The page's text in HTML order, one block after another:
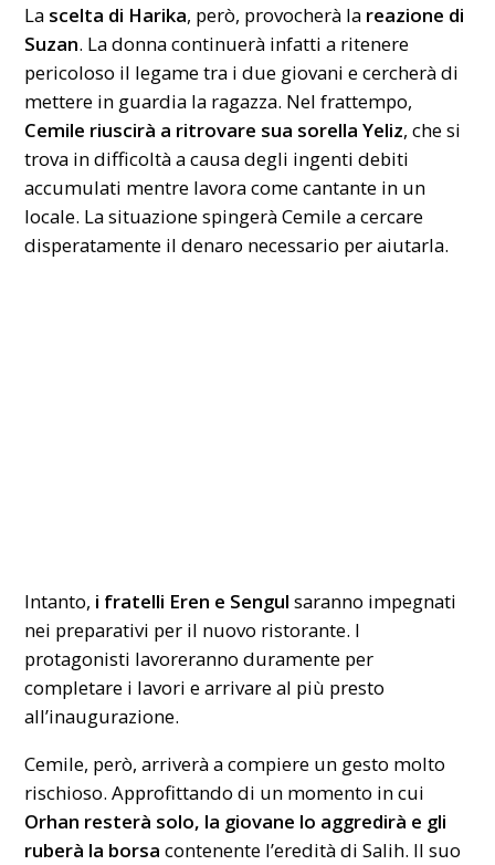
La scelta di Harika, però, provocherà la reazione di
Suzan. La donna continuerà infatti a ritenere
pericoloso il legame tra i due giovani e cercherà di
mettere in guardia la ragazza. Nel frattempo,
Cemile riuscirà a ritrovare sua sorella Yeliz, che si
trova in difficoltà a causa degli ingenti debiti
accumulati mentre lavora come cantante in un
locale. La situazione spingerà Cemile a cercare
disperatamente il denaro necessario per aiutarla.
Intanto, i fratelli Eren e Sengul saranno impegnati
nei preparativi per il nuovo ristorante. I
protagonisti lavoreranno duramente per
completare i lavori e arrivare al più presto
all’inaugurazione.
Cemile, però, arriverà a compiere un gesto molto
rischioso. Approfittando di un momento in cui
Orhan resterà solo, la giovane lo aggredirà e gli
ruberà la borsacontenente l’eredità di Salih. Il suo